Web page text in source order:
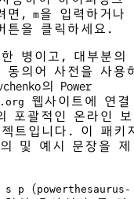
면,
m을 입력하거나
튼을 클릭하세요.
병이고, 대부분의
동의어 사전을 사용
의 Power
웹사이트에 연결
포괄적인 온라인 보
트입니다. 이 패키
및 예시 문장을 제
s p (powerthesaurus-